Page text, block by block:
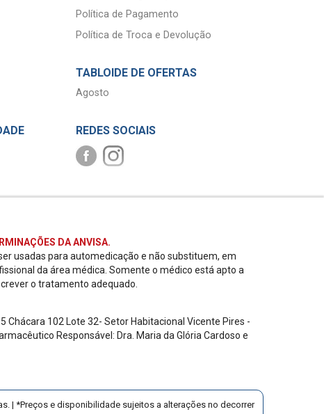
Política de Pagamento
Política de Troca e Devolução
TABLOIDE DE OFERTAS
Agosto
REDES SOCIAIS
DA ANVISA.
usadas para automedicação e não substituem, em
da área médica. Somente o médico está apto a
o tratamento adequado.
Chácara 102 Lote 32- Setor Habitacional Vicente Pires -
Responsável: Dra. Maria da Glória Cardoso e
| *Preços e disponibilidade sujeitos a alterações no decorrer